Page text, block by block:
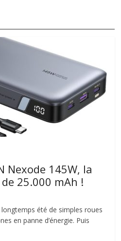
Nexode 145W, la
25.000 mAh !
été de simples roues
en panne d’énergie. Puis